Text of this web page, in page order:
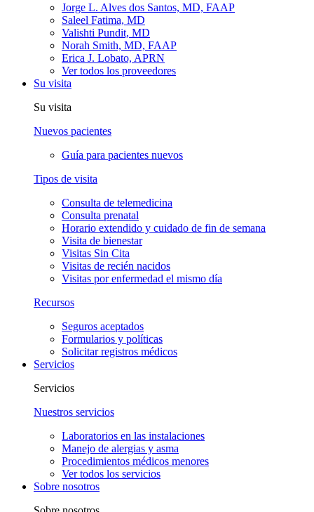
Jorge L. Alves dos Santos, MD, FAAP
Saleel Fatima, MD
Valishti Pundit, MD
Norah Smith, MD, FAAP
Erica J. Lobato, APRN
Ver todos los proveedores
Su visita
Su visita
Nuevos pacientes
Guía para pacientes nuevos
Tipos de visita
Consulta de telemedicina
Consulta prenatal
Horario extendido y cuidado de fin de semana
Visita de bienestar
Visitas Sin Cita
Visitas de recién nacidos
Visitas por enfermedad el mismo día
Recursos
Seguros aceptados
Formularios y políticas
Solicitar registros médicos
Servicios
Servicios
Nuestros servicios
Laboratorios en las instalaciones
Manejo de alergias y asma
Procedimientos médicos menores
Ver todos los servicios
Sobre nosotros